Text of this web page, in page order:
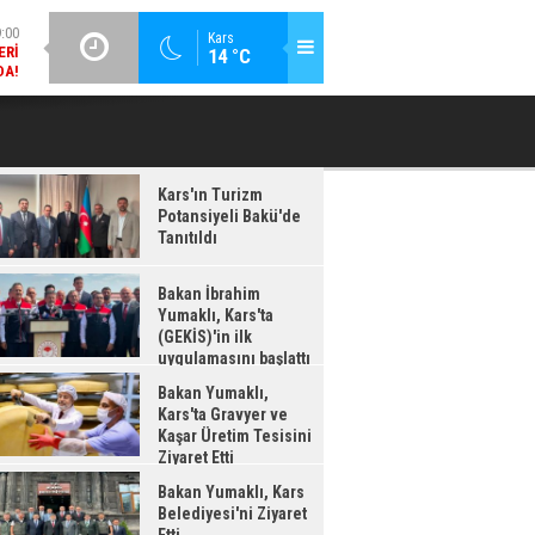
Kars
14 °C
BAKAN İBRAHIM YUMAKLI, KARS'TA (GEKİS)'IN ILK
Kars'ın Turizm
Potansiyeli Bakü'de
Tanıtıldı
Bakan İbrahim
Yumaklı, Kars'ta
(GEKİS)'in ilk
uygulamasını başlattı
Bakan Yumaklı,
Kars'ta Gravyer ve
Kaşar Üretim Tesisini
Ziyaret Etti
Bakan Yumaklı, Kars
Belediyesi'ni Ziyaret